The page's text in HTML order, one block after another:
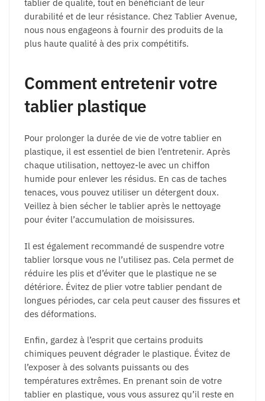
tablier de qualité, tout en bénéficiant de leur
durabilité et de leur résistance. Chez Tablier Avenue,
nous nous engageons à fournir des produits de la
plus haute qualité à des prix compétitifs.
Comment entretenir votre
tablier plastique
Pour prolonger la durée de vie de votre tablier en
plastique, il est essentiel de bien l’entretenir. Après
chaque utilisation, nettoyez-le avec un chiffon
humide pour enlever les résidus. En cas de taches
tenaces, vous pouvez utiliser un détergent doux.
Veillez à bien sécher le tablier après le nettoyage
pour éviter l’accumulation de moisissures.
Il est également recommandé de suspendre votre
tablier lorsque vous ne l’utilisez pas. Cela permet de
réduire les plis et d’éviter que le plastique ne se
détériore. Évitez de plier votre tablier pendant de
longues périodes, car cela peut causer des fissures et
des déformations.
Enfin, gardez à l’esprit que certains produits
chimiques peuvent dégrader le plastique. Évitez de
l’exposer à des solvants puissants ou des
températures extrêmes. En prenant soin de votre
tablier en plastique, vous vous assurez qu’il reste en